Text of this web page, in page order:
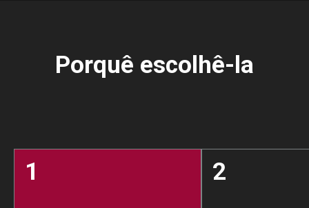
Porquê escolhê-la
1 2